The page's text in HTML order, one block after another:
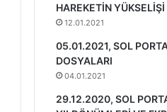
HAREKETİN
12.01.2021
05.01.2021, SOL
DOSYALARI
04.01.2021
29.12.2020, SOL